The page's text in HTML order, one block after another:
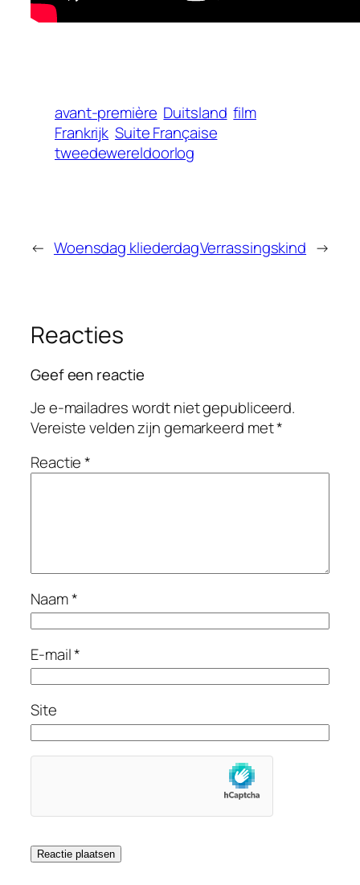
avant-première Duitsland film
Frankrijk Suite Française
tweedewereldoorlog
← Woensdag kliederdagVerrassingskind →
Reacties
Geef een reactie
Je e-mailadres wordt niet gepubliceerd.
Vereiste velden zijn gemarkeerd met*
Reactie*
Naam*
E-mail*
Site